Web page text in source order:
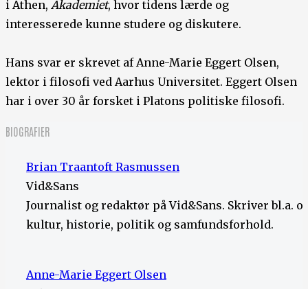
i Athen, Akademiet, hvor tidens lærde og
interesserede kunne studere og diskutere.
Hans svar er skrevet af Anne-Marie Eggert Olsen,
lektor i filosofi ved Aarhus Universitet. Eggert Olsen
har i over 30 år forsket i Platons politiske filosofi.
BIOGRAFIER
Brian Traantoft Rasmussen
Vid&Sans
Journalist og redaktør på Vid&Sans. Skriver bl.a.
kultur, historie, politik og samfundsforhold.
Anne-Marie Eggert Olsen